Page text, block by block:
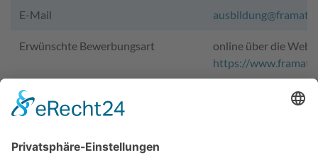
E-Mail
Erwünschte Bewerbungsart
online über die
https://
Testimonials von Azubis
Industriekaufmann/